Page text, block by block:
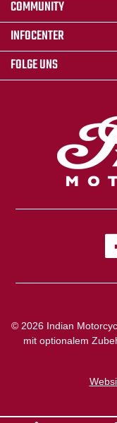
COMMUNITY
INFOCENTER
FOLGE UNS
© 2026 Indian
mit optionalem